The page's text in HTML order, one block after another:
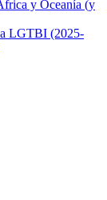
y Oceanía (y
LGTBI (2025-